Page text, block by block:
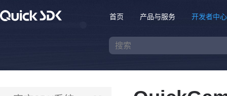
首页 产品与服务 开发者中心